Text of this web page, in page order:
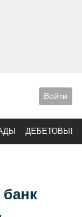
Войти
ДЕБЕТОВЫЕ
банк